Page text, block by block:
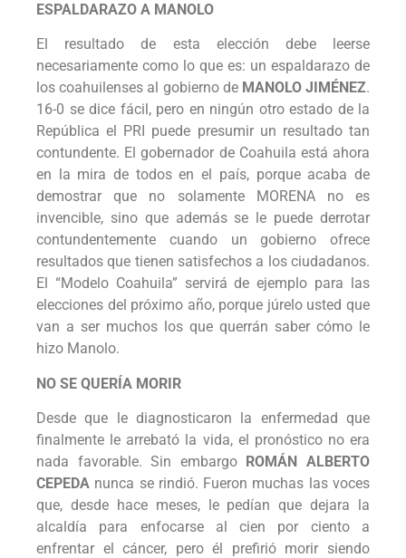
ESPALDARAZO A MANOLO
El resultado de esta elección debe leerse
necesariamente como lo que es: un espaldarazo de
los coahuilenses al gobierno de MANOLO JIMÉNEZ.
16-0 se dice fácil, pero en ningún otro estado de la
República el PRI puede presumir un resultado tan
contundente. El gobernador de Coahuila está ahora
en la mira de todos en el país, porque acaba de
demostrar que no solamente MORENA no es
invencible, sino que además se le puede derrotar
contundentemente cuando un gobierno ofrece
resultados que tienen satisfechos a los ciudadanos.
El “Modelo Coahuila” servirá de ejemplo para las
elecciones del próximo año, porque júrelo usted que
van a ser muchos los que querrán saber cómo le
hizo Manolo.
NO SE QUERÍA MORIR
Desde que le diagnosticaron la enfermedad que
finalmente le arrebató la vida, el pronóstico no era
nada favorable. Sin embargo ROMÁN ALBERTO
CEPEDA nunca se rindió. Fueron muchas las voces
que, desde hace meses, le pedían que dejara la
alcaldía para enfocarse al cien por ciento a
enfrentar el cáncer, pero él prefirió morir siendo